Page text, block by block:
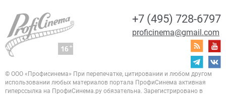
+7 (495) 728-6797
proficinema@gmail.com
© ООО «Профисинема» При перепечатке, цитировании и любом другом
использовании любых материалов портала ПрофиСинема активная
гиперссылка на ПрофиСинема.ру обязательна. Зарегистрировано в